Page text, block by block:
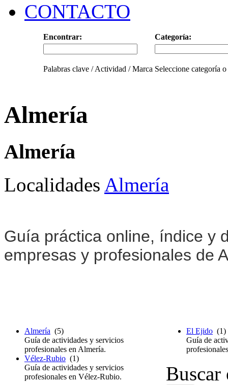
CONTACTO
Encontrar: Categoría:
Palabras clave / Actividad / Marca Seleccione categoría
Almería
Almería
Localidades Almería
Guía práctica online, índice y
empresas y profesionales de
Almería (5)
Guía de actividades y servicios
profesionales en Almería.
Vélez-Rubio (1)
Guía de actividades y servicios
profesionales en Vélez-Rubio.
El Ejido (1)
Guía de
Buscar